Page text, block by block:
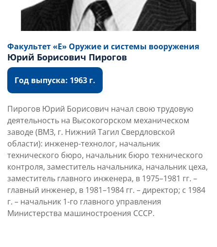
Факультет «Е» Оружие и системы вооружения
Юрий Борисович Пирогов
Год выпуска: 1963 г.
Пирогов Юрий Борисович начал свою трудовую
деятельность на Высокогорском механическом
заводе (ВМЗ, г. Нижний Тагил Свердловской
области): инженер-технолог, начальник
технического бюро, начальник бюро технического
контроля, заместитель начальника, начальник цеха,
заместитель главного инженера, в 1975–1981 гг. –
главный инженер, в 1981–1984 гг. – директор; с 1984
г. – начальник 1-го главного управления
Министерства машиностроения СССР.